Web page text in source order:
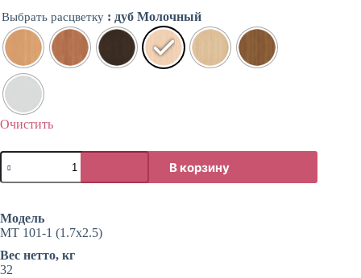
18248 ₽.
Выбрать расцветку : дуб Молочный
Очистить
Количество
товара
Двери-
со
вставками
ЛДСП
1700х2500
В корзину
Модель
МТ 101-1 (1.7х2.5)
Вес нетто, кг
32